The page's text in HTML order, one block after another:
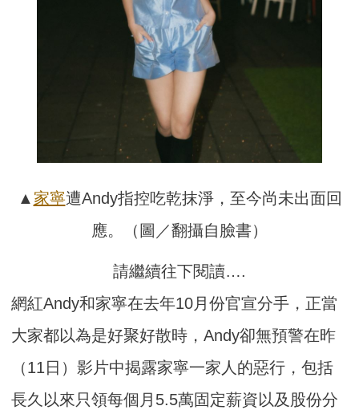
▲ 家寧遭Andy指控吃乾抹淨，至今尚未出面回
應。（圖／翻攝自臉書）
請繼續往下閱讀….
網紅Andy和家寧在去年10月份官宣分手，正當
大家都以為是好聚好散時，Andy卻無預警在昨
（11日）影片中揭露家寧一家人的惡行，包括
長久以來只領每個月5.5萬固定薪資以及股份分